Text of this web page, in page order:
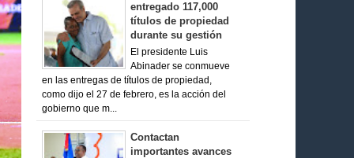
entregado 117,000
títulos de propiedad
durante su gestión
El presidente Luis
Abinader se conmueve
en las entregas de títulos de propiedad,
como dijo el 27 de febrero, es la acción del
gobierno que m...
Contactan
importantes avances